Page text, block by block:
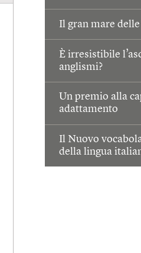
Il gran mare
È irresistibile
anglismi?
Un premio alla
adattamento
Il Nuovo
della lingua